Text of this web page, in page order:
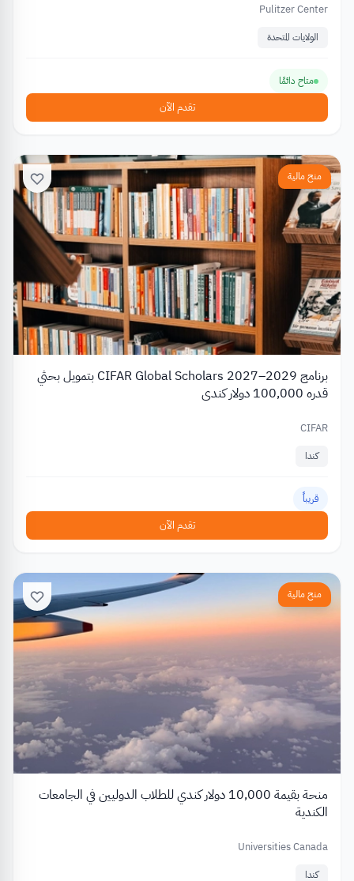
Pulitzer Center
الولايات المتحدة
متاح دائمًا
تقدم الآن
منح مالية
برنامج CIFAR Global Scholars 2027–2029 بتمويل بحثي
قدره 100,000 دولار كندي
CIFAR
كندا
قريباً
تقدم الآن
منح مالية
منحة بقيمة 10,000 دولار كندي للطلاب الدوليين في الجامعات
الكندية
Universities Canada
كندا